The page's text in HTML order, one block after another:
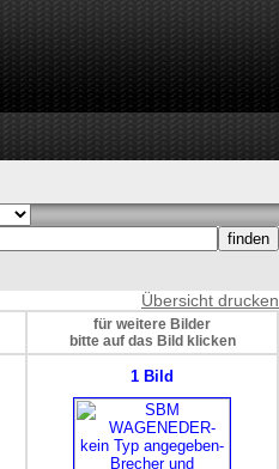
Übersicht drucken
für weitere Bilder
bitte auf das Bild klicken
1 Bild